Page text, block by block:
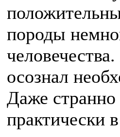
породы
осознал
Даже странно
практически